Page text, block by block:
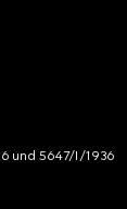
und 5647/I/1936